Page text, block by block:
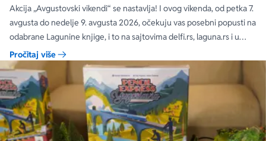
čak 40, 50 i 60%
Akcija „Avgustovski vikendi“ se nastavlja! I ovog vikenda, od petka 7.
avgusta do nedelje 9. avgusta 2026, očekuju vas posebni popusti na
odabrane Lagunine knjige, i to na sajtovima delfi.rs, laguna.rs i u
svim Delfi knjižarama.
Pročitaj više